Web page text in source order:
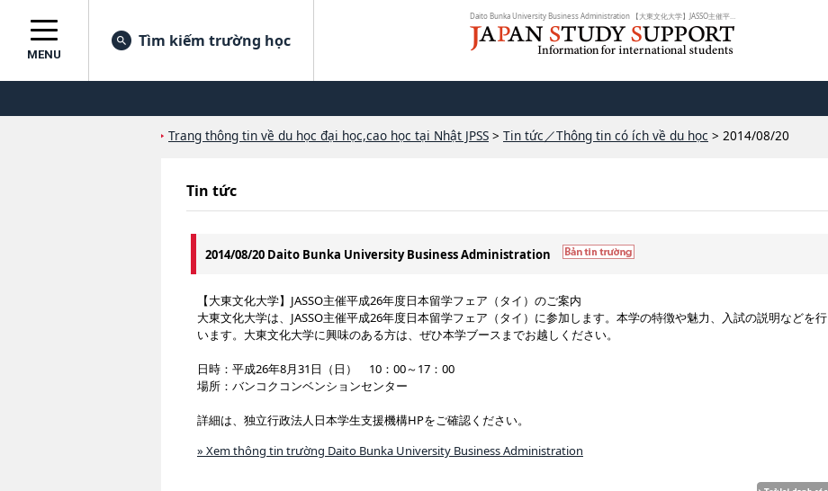
MENU
Tìm kiếm trường học
Trang thông tin về du học đại học,cao học tại Nhật JPSS > Tin tức／Thông tin có ích về du học > 2014/08/20
Tin tức
2014/08/20 Daito Bunka University Business Administration
【大東文化大学】JASSO主催平成26年度日本留学フェア（タイ）のご案内
大東文化大学は、JASSO主催平成26年度日本留学フェア（タイ）に参加します。本学の特徴や魅力、入試の説明などを行
います。大東文化大学に興味のある方は、ぜひ本学ブースまでお越しください。
日時：平成26年8月31日（日） 10：00～17：00
場所：バンコクコンベンションセンター
詳細は、独立行政法人日本学生支援機構HPをご確認ください。
» Xem thông tin trường Daito Bunka University Business Administration